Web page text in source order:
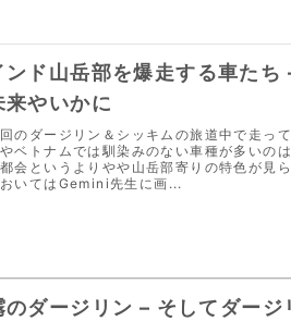
ンド山岳部を爆走する車たち
来やいかに
のダージリン＆シッキムの旅道中で走っ
ベトナムでは馴染みのない車種が多いの
会というよりやや山岳部寄りの特色が見
いてはGemini先生に画...
のダージリン – そしてダー